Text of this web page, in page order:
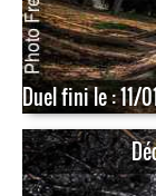
Duel fini le : 11/